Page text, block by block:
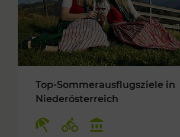
Top-Sommerausflugsziele in
Niederösterreich